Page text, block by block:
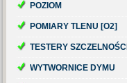
POZIOM
POMIARY TLENU [O2]
TESTERY SZCZELNOŚCI
WYTWORNICE DYMU